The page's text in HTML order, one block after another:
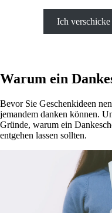
Ich
Warum ein
Bevor Sie Geschenkideen
jemandem danken können.
Gründe, warum ein
entgehen lassen sollten.